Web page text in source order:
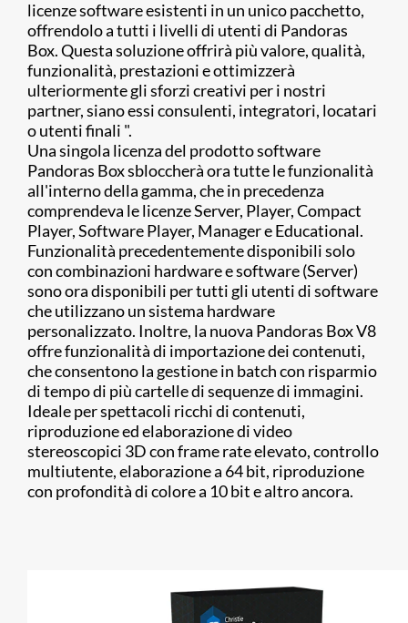
licenze software esistenti in un unico pacchetto,
offrendolo a tutti i livelli di utenti di Pandoras
Box. Questa soluzione offrirà più valore, qualità,
funzionalità, prestazioni e ottimizzerà
ulteriormente gli sforzi creativi per i nostri
partner, siano essi consulenti, integratori, locatari
o utenti finali ".
Una singola licenza del prodotto software
Pandoras Box sbloccherà ora tutte le funzionalità
all'interno della gamma, che in precedenza
comprendeva le licenze Server, Player, Compact
Player, Software Player, Manager e Educational.
Funzionalità precedentemente disponibili solo
con combinazioni hardware e software (Server)
sono ora disponibili per tutti gli utenti di software
che utilizzano un sistema hardware
personalizzato. Inoltre, la nuova Pandoras Box V8
offre funzionalità di importazione dei contenuti,
che consentono la gestione in batch con risparmio
di tempo di più cartelle di sequenze di immagini.
Ideale per spettacoli ricchi di contenuti,
riproduzione ed elaborazione di video
stereoscopici 3D con frame rate elevato, controllo
multiutente, elaborazione a 64 bit, riproduzione
con profondità di colore a 10 bit e altro ancora.